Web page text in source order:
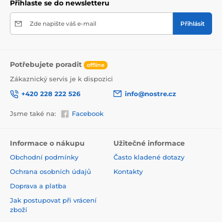
Použitá tisková metoda je ekologická, a proto jsou
přísné normy a mají VOC i GREENGUARD GOLD
certifikaci. Navíc jsou bez obsahu PVC a lepidlo je na
Přihlaste se do newsletteru
Zde napište váš e-mail Přihlásit
Potřebujete poradit offline
Zákaznický servis je k dispozici
+420 228 222 526
info@nostre.cz
Jsme také na: Facebook
Informace o nákupu
Obchodní podmínky
Ochrana osobních údajů
Doprava a platba
Jak postupovat při vrácení
zboží
Užitečné informace
Často kladené dotazy
Kontakty